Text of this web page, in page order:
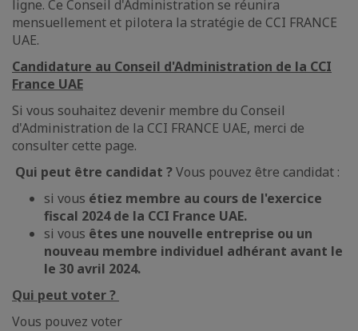
ligne. Ce Conseil d'Administration se réunira
mensuellement et pilotera la stratégie de CCI FRANCE
UAE.
Candidature au Conseil d'Administration de la CCI
France UAE
Si vous souhaitez devenir membre du Conseil
d'Administration de la CCI FRANCE UAE, merci de
consulter cette page.
Qui peut être candidat ?Vous pouvez être candidat :
si vous étiez membre au cours de l'exercice
fiscal 2024 de la CCI France UAE.
si vous êtes une nouvelle entreprise ou un
nouveau membre individuel adhérant avant le
le 30 avril 2024.
Qui peut voter ?
Vous pouvez voter